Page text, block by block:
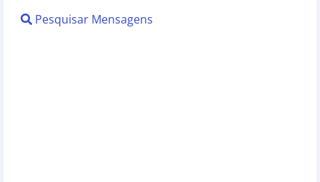
Pesquisar Mensagens